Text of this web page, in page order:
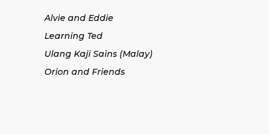
Alvie and Eddie
Learning Ted
Ulang Kaji Sains (Malay)
Orion and Friends